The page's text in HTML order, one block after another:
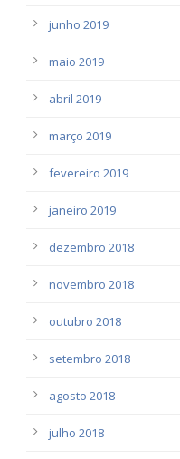
junho 2019
maio 2019
abril 2019
março 2019
fevereiro 2019
janeiro 2019
dezembro 2018
novembro 2018
outubro 2018
setembro 2018
agosto 2018
julho 2018